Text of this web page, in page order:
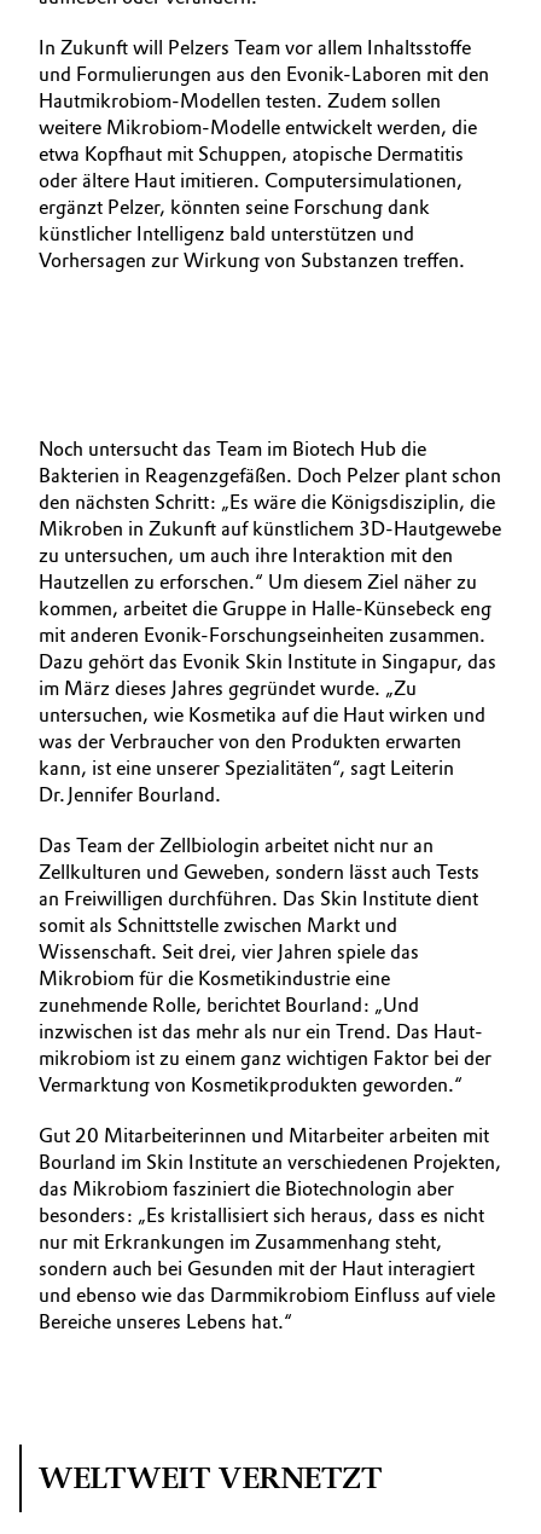
In Zukunft will Pelzers Team vor allem Inhaltsstoffe
und Formulierungen aus den Evonik-­Laboren mit den
Hautmikrobiom-Modellen testen. Zudem sollen
weitere Mikrobiom-Modelle entwickelt werden, die
etwa Kopfhaut mit Schuppen, atopische Dermatitis
oder ältere Haut imitieren. Computersimulationen,
ergänzt Pelzer, könnten seine Forschung dank
künstlicher Intelligenz bald unterstützen und
Vorhersagen zur Wirkung von Substanzen treffen.
Noch untersucht das Team im Biotech Hub die
Bakterien in Reagenzgefäßen. Doch Pelzer plant schon
den nächsten Schritt: „Es wäre die Königsdisziplin, die
Mikroben in Zukunft auf künstlichem 3D-Hautgewebe
zu untersuchen, um auch ihre Interaktion mit den
Hautzellen zu erforschen.“ Um diesem Ziel näher zu
kommen, arbeitet die Gruppe in Halle-Künsebeck eng
mit anderen Evonik-­Forschungseinheiten zusammen.
Dazu gehört das ­Evonik Skin Institute in Singapur, das
im März dieses Jahres gegründet wurde. „Zu
untersuchen, wie Kosmetika auf die Haut wirken und
was der Verbraucher von den Produkten erwarten
kann, ist eine unserer Spezialitäten“, sagt Leiterin
Dr. Jennifer Bourland.
Das Team der Zellbiologin arbeitet nicht nur an
Zellkulturen und Geweben, sondern lässt auch Tests
an Freiwilligen durchführen. Das Skin Institute dient
somit als Schnittstelle zwischen Markt und
Wissenschaft. Seit drei, vier Jahren spiele das
Mikrobiom für die Kosmetik­industrie eine
zunehmende Rolle, berichtet Bourland: „Und
inzwischen ist das mehr als nur ein Trend. Das Haut­
mikrobiom ist zu einem ganz wichtigen Faktor bei der
Vermarktung von Kosmetikprodukten geworden.“
Gut 20 Mitarbeiterinnen und Mitarbeiter arbeiten mit
Bourland im Skin Institute an verschiedenen Projekten,
das Mikrobiom fasziniert die Biotechnologin aber
besonders: „Es kristallisiert sich heraus, dass es nicht
nur mit Erkrankungen im Zusammenhang steht,
sondern auch bei Gesunden mit der Haut interagiert
und ebenso wie das Darmmikrobiom Einfluss auf viele
Bereiche unseres Lebens hat.“
WELTWEIT VERNETZT